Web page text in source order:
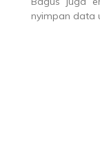
nyimpan data